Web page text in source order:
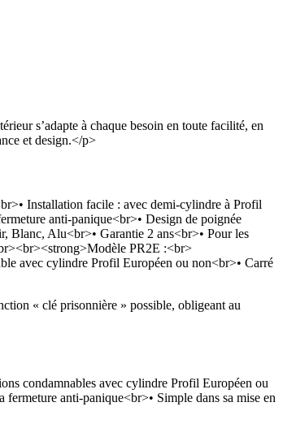
s’adapte à chaque besoin en toute facilité, en
et design.</p>
Installation facile : avec demi-cylindre à Profil
anti-panique<br>• Design de poignée
Blanc, Alu<br>• Garantie 2 ans<br>• Pour les
PR2E :<br>
avec cylindre Profil Européen ou non<br>• Carré
« clé prisonnière » possible, obligeant au
condamnables avec cylindre Profil Européen ou
anti-panique<br>• Simple dans sa mise en